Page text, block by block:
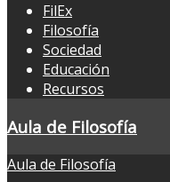
FilEx
Filosofía
Sociedad
Educación
Recursos
Aula de Filosofía
Aula de Filosofía